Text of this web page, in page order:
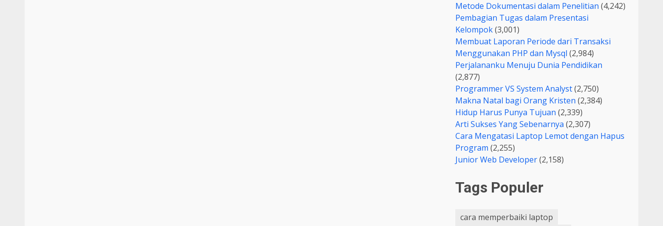
Metode Dokumentasi dalam Penelitian (4,242)
Pembagian Tugas dalam Presentasi
Kelompok(3,001)
Membuat Laporan Periode dari Transaksi
Menggunakan PHP dan Mysql (2,984)
Perjalananku Menuju Dunia Pendidikan
(2,877)
Programmer VS System Analyst(2,750)
Makna Natal bagi Orang Kristen (2,384)
Hidup Harus Punya Tujuan (2,339)
Arti Sukses Yang Sebenarnya (2,307)
Cara Mengatasi Laptop Lemot dengan Hapus
Program (2,255)
Junior Web Developer(2,158)
Tags Populer
cara memperbaiki laptop